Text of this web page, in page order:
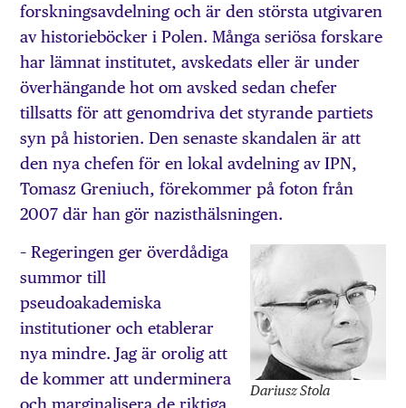
forskningsavdelning och är den största utgivaren
av historieböcker i Polen. Många seriösa forskare
har lämnat institutet, avskedats eller är under
överhängande hot om avsked sedan chefer
tillsatts för att genomdriva det styrande partiets
syn på historien. Den senaste skandalen är att
den nya chefen för en lokal avdelning av IPN,
Tomasz Greniuch, förekommer på foton från
2007 där han gör nazisthälsningen.
Dariusz Stola
– Regeringen ger överdådiga
summor till
pseudoakademiska
institutioner och etablerar
nya mindre. Jag är orolig att
de kommer att underminera
och marginalisera de riktiga